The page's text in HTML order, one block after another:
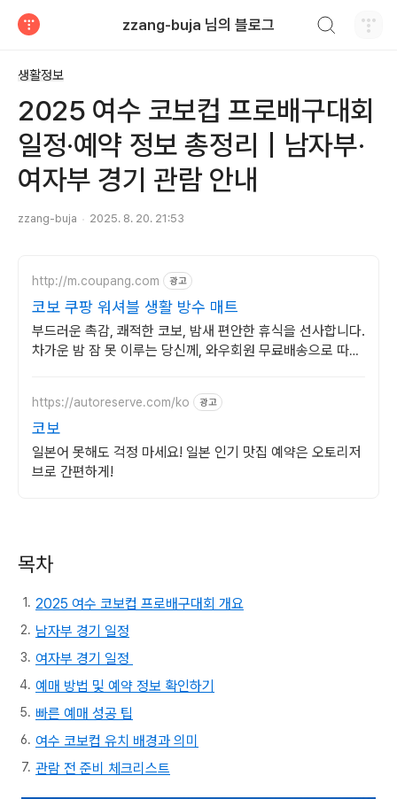
zzang-buja 님의 블로그
생활정보
2025 여수 코보컵 프로배구대회
일정·예약 정보 총정리｜남자부·
여자부 경기 관람 안내
zzang-buja 2025. 8. 20. 21:53
http://m.coupang.com 광고
코보 쿠팡 워셔블 생활 방수 매트
부드러운 촉감, 쾌적한 코보, 밤새 편안한 휴식을 선사합니다.
차가운 밤 잠 못 이루는 당신께, 와우회원 무료배송으로 따뜻
https://autoreserve.com/ko 광고
코보
일본어 못해도 걱정 마세요! 일본 인기 맛집 예약은 오토리저
브로 간편하게!
목차
2025 여수 코보컵 프로배구대회 개요
남자부 경기 일정
여자부 경기 일정
예매 방법 및 예약 정보 확인하기
빠른 예매 성공 팁
여수 코보컵 유치 배경과 의미
관람 전 준비 체크리스트